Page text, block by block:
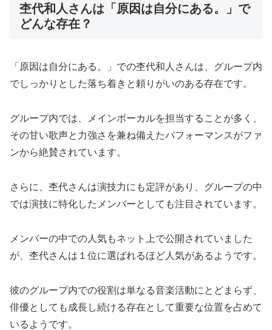
杢代和人さんは「原因は自分にある。」で
どんな存在？
「原因は自分にある。」での杢代和人さんは、グループ内
でしっかりとした落ち着きと頼りがいのある存在です。
グループ内では、メインボーカルを担当することが多く、
その甘い歌声と力強さを兼ね備えたパフォーマンスがファ
ンから絶賛されています。
さらに、杢代さんは演技力にも定評があり、グループの中
では演技に特化したメンバーとしても注目されています。
メンバーの中での人気もネット上で公開されていました
が、杢代さんは１位に選ばれるほど人気があるようです。
彼のグループ内での役割は単なる音楽活動にとどまらず、
俳優としても成長し続ける存在として重要な位置を占めて
いるようです。